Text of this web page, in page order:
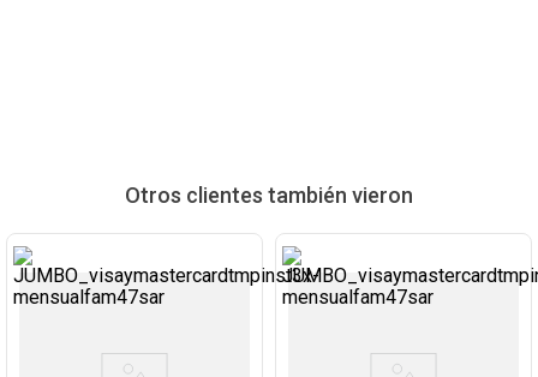
Otros clientes también vieron